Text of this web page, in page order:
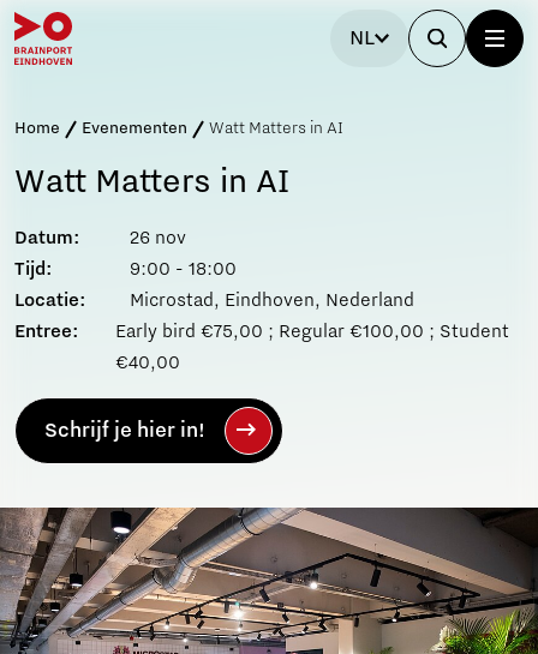
NL
Home Evenementen Watt Matters in AI
Watt Matters in AI
Datum:
26 nov
Tijd:
9:00 - 18:00
Locatie:
Microstad, Eindhoven, Nederland
Entree:
Early bird €75,00 ; Regular €100,00 ; Student
€40,00
Schrijf je hier in!